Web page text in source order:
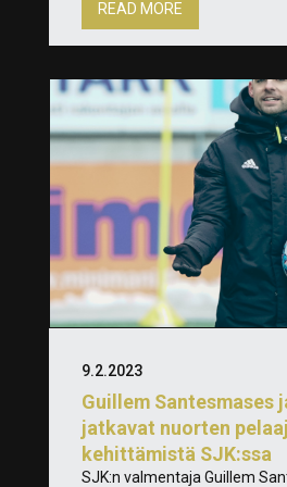
READ MORE
Guillem Santesmases
jatkavat nuorten
kehittämistä SJK:ssa
9.2.2023
SJK:n valmentaja Guillem